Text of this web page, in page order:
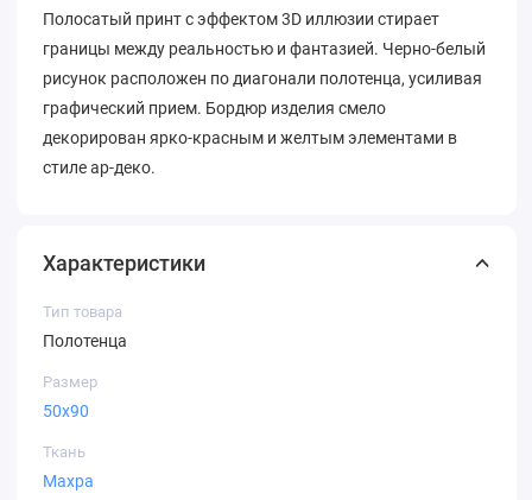
Полосатый принт с эффектом 3D иллюзии стирает
границы между реальностью и фантазией. Черно-белый
рисунок расположен по диагонали полотенца, усиливая
графический прием. Бордюр изделия смело
декорирован ярко-красным и желтым элементами в
стиле ар-деко.
Характеристики
Тип товара
Полотенца
Размер
50х90
Ткань
Махра